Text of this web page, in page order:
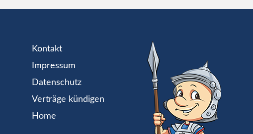
Kontakt
Impressum
Datenschutz
Verträge kündigen
Home